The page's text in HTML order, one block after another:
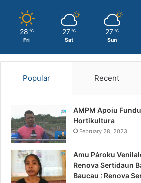
28 ℃
Fri
27 ℃
Sat
27 ℃
Sun
Popular Recent
AMPM Apoiu
Hortikultura
February 28, 2023
Amu Pároku
Renova Sertidaun
Baucau : Renova